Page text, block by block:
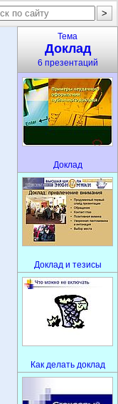
Тема
Доклад
6 презентаций
Доклад
Доклад и тезисы
Как делать доклад